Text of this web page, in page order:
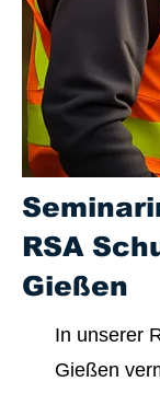
RSA
Gießen
In unserer
Gießen